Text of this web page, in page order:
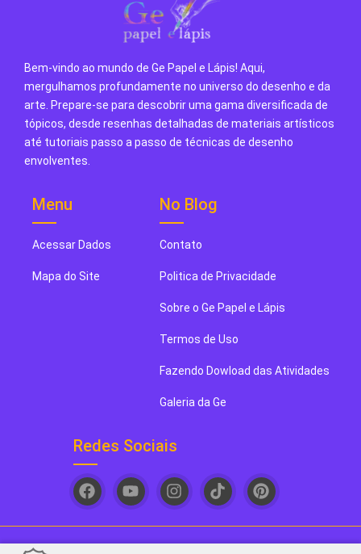
Bem-vindo ao mundo de Ge Papel e Lápis! Aqui,
mergulhamos profundamente no universo do desenho e da
arte. Prepare-se para descobrir uma gama diversificada de
tópicos, desde resenhas detalhadas de materiais artísticos
até tutoriais passo a passo de técnicas de desenho
envolventes.
Menu
Acessar Dados
Mapa do Site
No Blog
Contato
Politica de Privacidade
Sobre o Ge Papel e Lápis
Termos de Uso
Fazendo Dowload das Atividades
Galeria da Ge
Redes Sociais